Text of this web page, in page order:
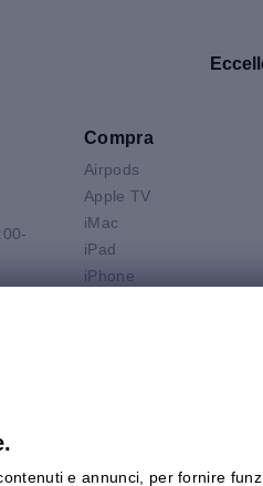
Compra
Airpods
Apple TV
iMac
iPad
iPhone
e annunci, per fornire